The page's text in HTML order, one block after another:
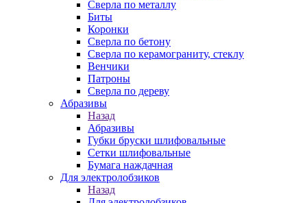
Сверла по металлу
Биты
Коронки
Сверла по бетону
Сверла по керамограниту, стеклу
Венчики
Патроны
Сверла по дереву
Абразивы
Назад
Абразивы
Губки бруски шлифовальные
Сетки шлифовальные
Бумага наждачная
Для электролобзиков
Назад